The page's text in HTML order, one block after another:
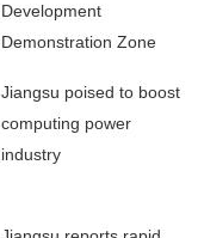
Development
Demonstration Zone
economic report
Jiangsu poised to boost
computing power
industry